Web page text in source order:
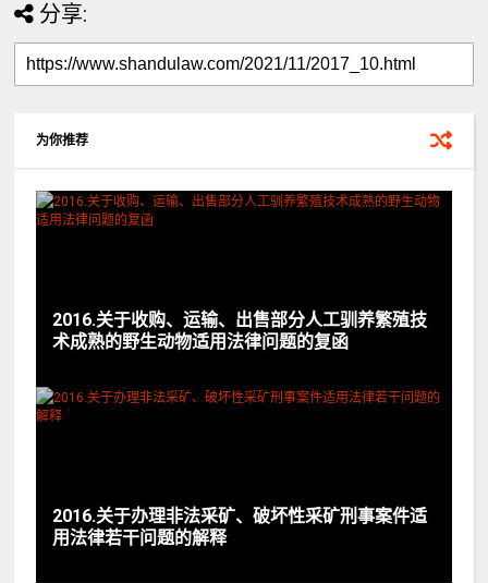
分享:
为你推荐
2016.关于收购、运输、出售部分人工驯养繁殖技
术成熟的野生动物适用法律问题的复函
2016.关于办理非法采矿、破坏性采矿刑事案件适
用法律若干问题的解释